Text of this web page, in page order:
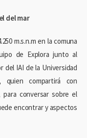
del mar
m.s.n.m en la comuna
de Explora junto al
del IAI de la Universidad
quien compartirá con
conversar sobre el
encontrar y aspectos